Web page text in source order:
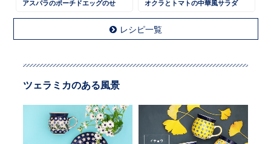
アスパラのポーチドエッグのせ オクラとトマトの中華風サラダ
レシピ一覧
ツェラミカのある風景